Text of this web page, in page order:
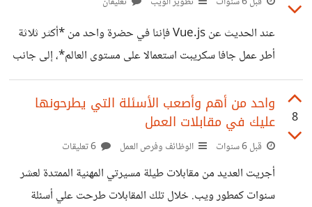
عليها العديد من المفاهيم الأساسية الأخرى في هذه اللغة مثل ال
Callbacks وال Events. مفهوم ال Closure يجده كثيرون
صعب الإستيعاب والفهم،
عند الحديث عن Vue.js فإننا في حضرة واحد من *أكثر ثلاثة
أطر عمل جافا سكريبت استعمالا على مستوى العالم*، إلى جانب
كل من رياكت وأنجولار. Vue يمكن اعتباره مكتبة لبناء واجهات
المستخدم مثل رياكت، ويمكن اعتباره كذلك إطار عمل
جافاسكريبت متكامل إذا أضيفت إليه مجموعة من الأدوات
الأخرى والتقنيات التي تدور في فلكه والمدعوم جزء كبير منها
من فريق VueJs نفسه. نستطيع إضافة Vue.js لأي مشروع
وفي أي مرحلة، ولذلك السبب تم تعريفه على أنه *إطار عمل
8
واحد من أهم وأصعب الأسئلة التي يطرحونها
عليك في مقابلات العمل
قبل 6 سنوات الوظائف وفرص العمل
أجريت العديد من مقابلات طيلة مسيرتي المهنية الممتدة لعشر
سنوات كمطور ويب. خلال تلك المقابلات طرحت علي أسئلة